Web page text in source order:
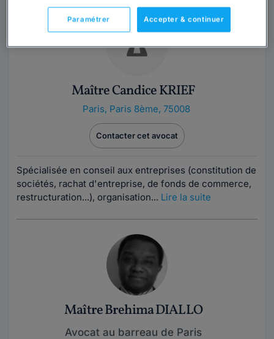
Maître Candice KRIEF
Paris, Paris 8ème, 75008
Contacter cet avocat
Spécialisée en conseil aux entreprises (constitution de
sociétés, rachat d'entreprise, de fonds de commerce,
restructuration...), organisation... Lire la suite
Maître Brehima DIALLO
Avocat au barreau de Paris
Accepter & continuer
Paramétrer